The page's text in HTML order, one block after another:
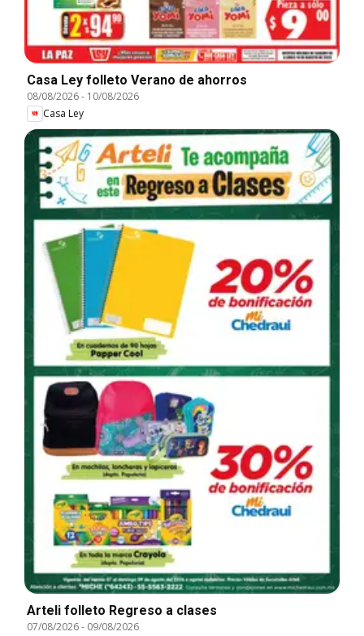
Casa Ley folleto Verano de ahorros
08/08/2026- 10/08/2026
Casa Ley
Arteli folleto Regreso a clases
07/08/2026- 09/08/2026